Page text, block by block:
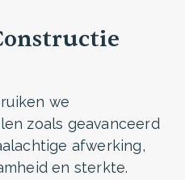
we
zoals geavanceerd
afwerking,
en sterkte.